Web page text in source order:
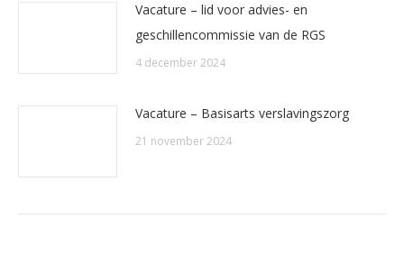
Vacature – lid voor advies- en
geschillencommissie van de RGS
4 december 2024
Vacature – Basisarts verslavingszorg
21 november 2024